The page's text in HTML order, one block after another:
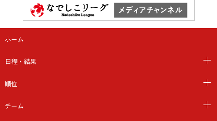
ホーム
日程・結果
順位
チーム